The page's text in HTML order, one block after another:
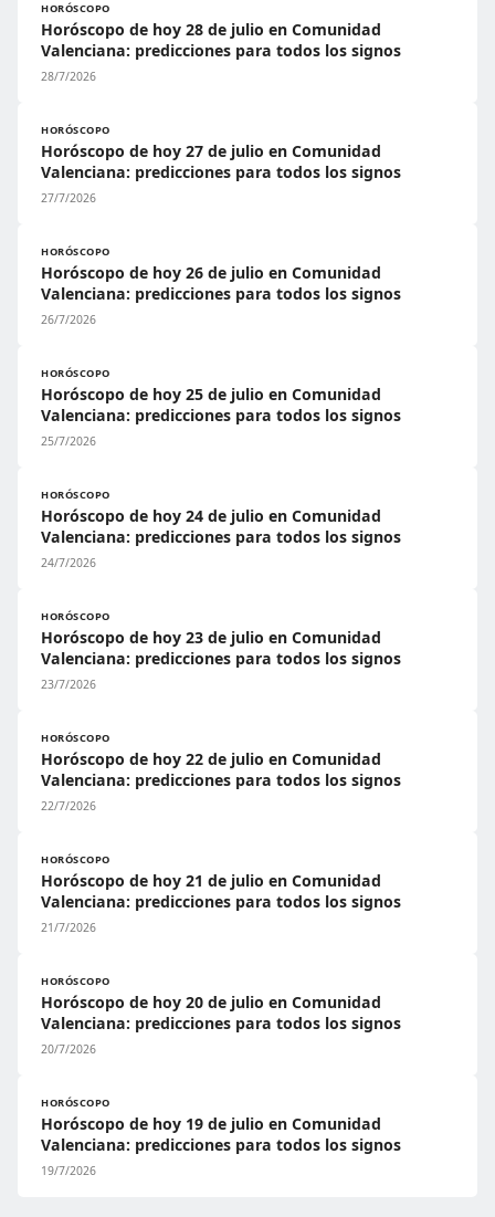
HORÓSCOPO
Horóscopo de hoy 28 de julio en Comunidad
Valenciana: predicciones para todos los signos
28/7/2026
HORÓSCOPO
Horóscopo de hoy 27 de julio en Comunidad
Valenciana: predicciones para todos los signos
27/7/2026
HORÓSCOPO
Horóscopo de hoy 26 de julio en Comunidad
Valenciana: predicciones para todos los signos
26/7/2026
HORÓSCOPO
Horóscopo de hoy 25 de julio en Comunidad
Valenciana: predicciones para todos los signos
25/7/2026
HORÓSCOPO
Horóscopo de hoy 24 de julio en Comunidad
Valenciana: predicciones para todos los signos
24/7/2026
HORÓSCOPO
Horóscopo de hoy 23 de julio en Comunidad
Valenciana: predicciones para todos los signos
23/7/2026
HORÓSCOPO
Horóscopo de hoy 22 de julio en Comunidad
Valenciana: predicciones para todos los signos
22/7/2026
HORÓSCOPO
Horóscopo de hoy 21 de julio en Comunidad
Valenciana: predicciones para todos los signos
21/7/2026
HORÓSCOPO
Horóscopo de hoy 20 de julio en Comunidad
Valenciana: predicciones para todos los signos
20/7/2026
HORÓSCOPO
Horóscopo de hoy 19 de julio en Comunidad
Valenciana: predicciones para todos los signos
19/7/2026